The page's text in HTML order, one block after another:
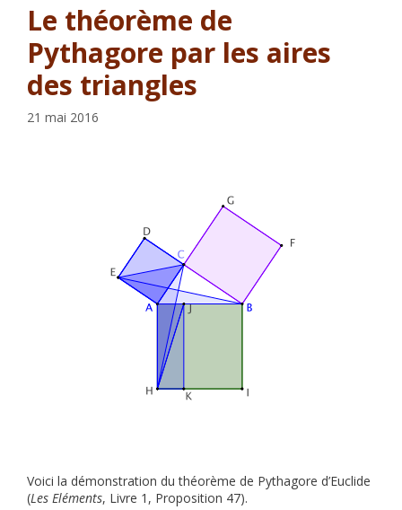
Le théorème de
Pythagore par les aires
des triangles
21 mai 2016
Voici la démonstration du théorème de Pythagore d’Euclide
(Les Eléments, Livre 1, Proposition 47).